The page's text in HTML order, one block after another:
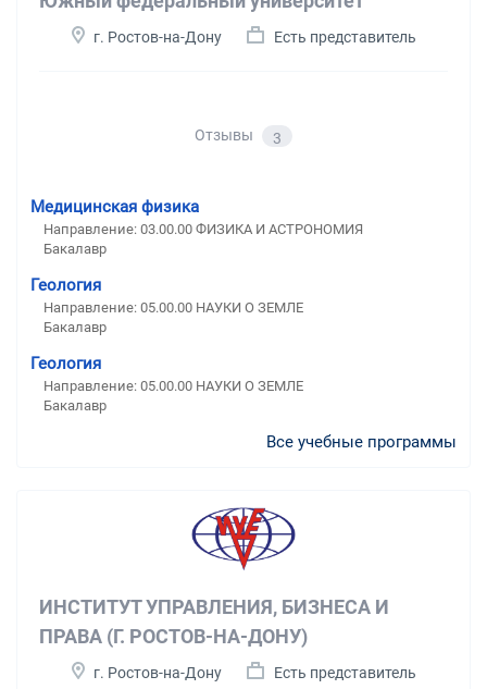
г. Ростов-на-Дону Есть представитель
Отзывы 3
Медицинская физика
Направление: 03.00.00 ФИЗИКА И АСТРОНОМИЯ
Бакалавр
Геология
Направление: 05.00.00 НАУКИ О ЗЕМЛЕ
Бакалавр
Геология
Направление: 05.00.00 НАУКИ О ЗЕМЛЕ
Бакалавр
Все учебные программы
ИНСТИТУТ УПРАВЛЕНИЯ, БИЗНЕСА И
ПРАВА (Г. РОСТОВ-НА-ДОНУ)
г. Ростов-на-Дону Есть представитель